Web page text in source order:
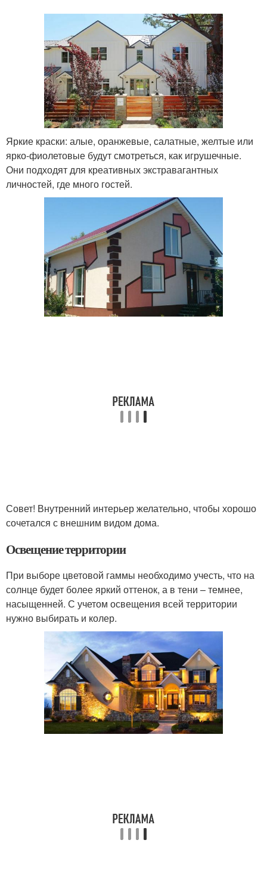
Яркие краски: алые, оранжевые, салатные, желтые или
ярко-фиолетовые будут смотреться, как игрушечные.
Они подходят для креативных экстравагантных
личностей, где много гостей.
Совет! Внутренний интерьер желательно, чтобы хорошо
сочетался с внешним видом дома.
Освещение территории
При выборе цветовой гаммы необходимо учесть, что на
солнце будет более яркий оттенок, а в тени – темнее,
насыщенней. С учетом освещения всей территории
нужно выбирать и колер.